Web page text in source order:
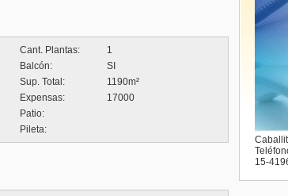
Cant. Plantas:
1
Balcón:
SI
Sup. Total:
1190m²
Expensas:
17000
Patio:
Pileta:
15-